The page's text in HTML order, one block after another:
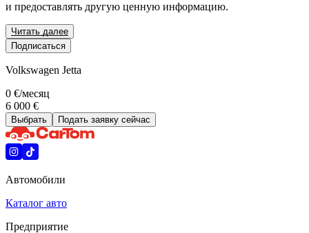
и предоставлять другую ценную информацию.
Читать далее
Подписаться
Volkswagen Jetta
0 €/месяц
6 000 €
Выбрать Подать заявку сейчас
Автомобили
Каталог авто
Предприятие